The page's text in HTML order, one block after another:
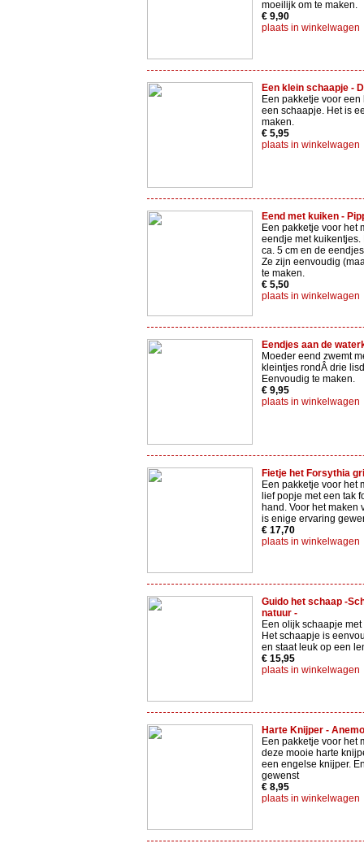
moeilijk om te maken.
€ 9,90
plaats in winkelwagen
Een klein schaapje -
Een pakketje voor
een schaapje. Het is
maken.
€ 5,95
plaats in winkelwagen
Eend met kuiken -
Een pakketje voor het
eendje met kuikentjes.
ca. 5 cm en de
Ze zijn eenvoudig
te maken.
€ 5,50
plaats in winkelwagen
Eendjes aan de
Moeder eend zwemt
kleintjes rondÂ drie
Eenvoudig te maken.
€ 9,95
plaats in winkelwagen
Fietje het Forsythia
Een pakketje voor het
lief popje met een tak
hand. Voor het maken
is enige ervaring
€ 17,70
plaats in winkelwagen
Guido het schaap -
natuur -
Een olijk schaapje
Het schaapje is
en staat leuk op een
€ 15,95
plaats in winkelwagen
Harte Knijper -
Een pakketje voor het
deze mooie harte
een engelse knijper.
gewenst
€ 8,95
plaats in winkelwagen